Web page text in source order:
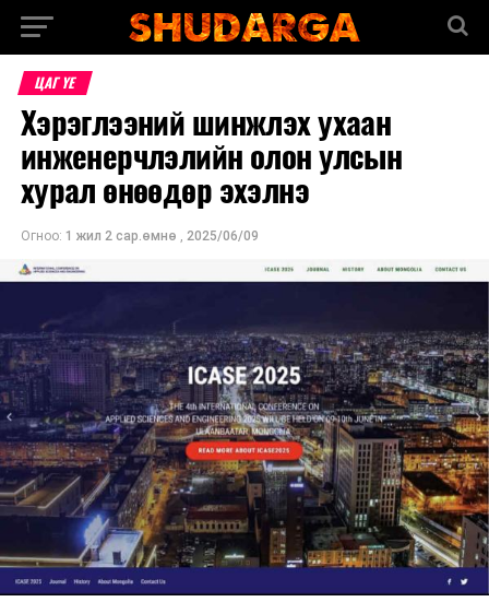
ЦАГ ҮЕ
Хэрэглээний шинжлэх ухаан
инженерчлэлийн олон улсын
хурал өнөөдөр эхэлнэ
Огноо: 1 жил 2 сар.өмнө , 2025/06/09